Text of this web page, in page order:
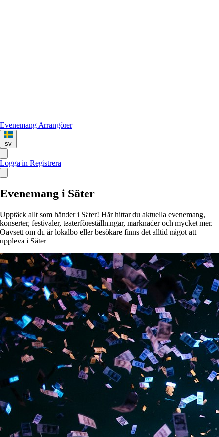
Evenemang Arrangörer
sv
Logga in Registrera
Evenemang i Säter
Upptäck allt som händer i Säter! Här hittar du aktuella evenemang,
konserter, festivaler, teaterföreställningar, marknader och mycket mer.
Oavsett om du är lokalbo eller besökare finns det alltid något att
uppleva i Säter.